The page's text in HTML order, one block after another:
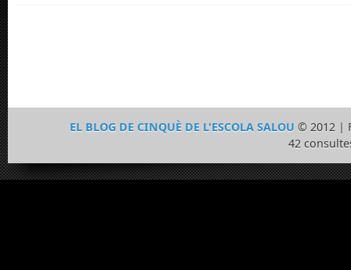
EL BLOG DE CINQUÈ DE L'ESCOLA SALOU © 2012 |
42